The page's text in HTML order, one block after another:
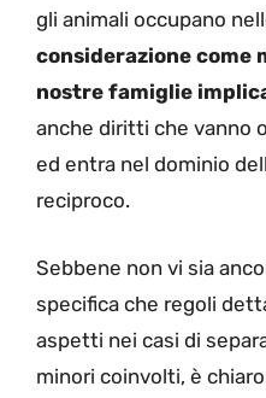
gli animali occupano
considerazione
nostre famiglie
anche diritti che vanno
ed entra nel dominio
reciproco.
Sebbene non vi sia
specifica che regoli
aspetti nei casi di
minori coinvolti, è